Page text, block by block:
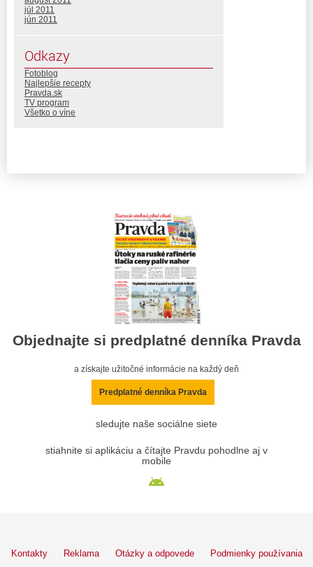
júl 2011
jún 2011
Odkazy
Fotoblog
Najlepšie recepty
Pravda.sk
TV program
Všetko o víne
Objednajte si predplatné denníka Pravda
a získajte užitočné informácie na každý deň
Predplatné denníka Pravda
sledujte naše sociálne siete
stiahnite si aplikáciu a čítajte Pravdu pohodlne aj v
mobile
Kontakty Reklama Otázky a odpovede Podmienky používania